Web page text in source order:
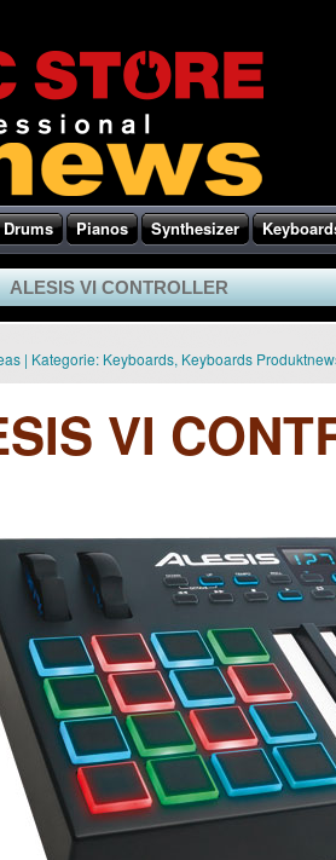
Drums Pianos Synthesizer
ALESIS VI CONTROLLER
| Kategorie: Keyboards, Keyboards
VI